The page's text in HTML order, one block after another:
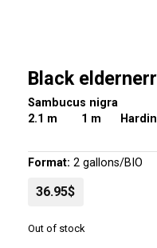
Black
Sambucus nigra
2.1 m
1 m
Format: 2 gallons/BIO
36.95$
Out of stock